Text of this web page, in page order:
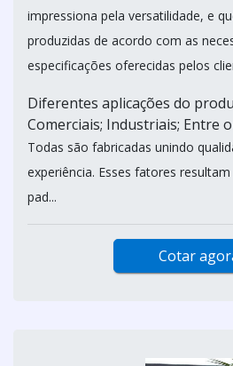
impressiona pela versatilidade, e
produzidas de acordo com as
especificações oferecidas pelos
Diferentes aplicações do
Comerciais; Industriais; Entre
Todas são fabricadas unindo
experiência. Esses fatores
pad...
Cotar